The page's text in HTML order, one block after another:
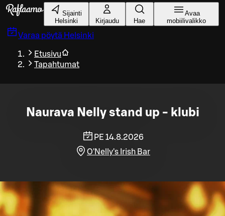
Siirry pääsisältöön
Sijainti
Helsinki
Kirjaudu Hae
Avaa
mobiilivalikko
Varaa pöytä Helsinki
Etusivu
Tapahtumat
Naurava Nelly stand up - klubi
PE 14.8.2026
O'Nelly's Irish Bar